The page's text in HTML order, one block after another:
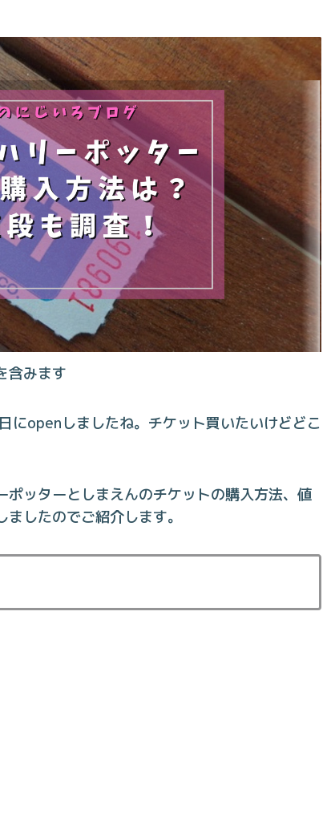
含みます
openしましたね。チケット買いたいけどどこ
ッターとしまえんのチケットの購入方法、値
したのでご紹介します。